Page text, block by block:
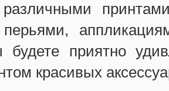
перьями,
будете приятно
красивых